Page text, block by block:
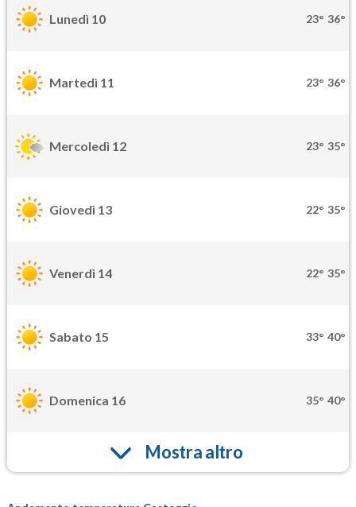
Lunedì 10 23° 36°
Martedì 11 23° 36°
Mercoledì 12 23° 35°
Giovedì 13 22° 35°
Venerdì 14 22° 35°
Sabato 15 33° 40°
Domenica 16 35° 40°
Mostra altro